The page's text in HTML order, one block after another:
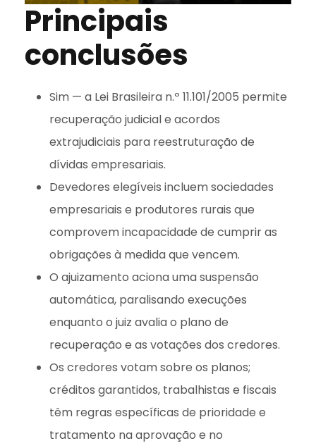
Principais
conclusões
Sim — a Lei Brasileira n.º 11.101/2005 permite
recuperação judicial e acordos
extrajudiciais para reestruturação de
dívidas empresariais.
Devedores elegíveis incluem sociedades
empresariais e produtores rurais que
comprovem incapacidade de cumprir as
obrigações à medida que vencem.
O ajuizamento aciona uma suspensão
automática, paralisando execuções
enquanto o juiz avalia o plano de
recuperação e as votações dos credores.
Os credores votam sobre os planos;
créditos garantidos, trabalhistas e fiscais
têm regras específicas de prioridade e
tratamento na aprovação e no